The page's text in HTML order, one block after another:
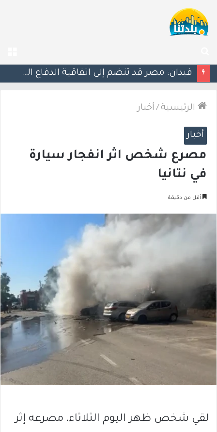
عن
الرئيسية / أخبار
أخبار
مصرع شخص اثر انفجار سيارة
في نتانيا
أقل من دقيقة
لقي شخص ظهر اليوم الثلاثاء، مصرعه إثر